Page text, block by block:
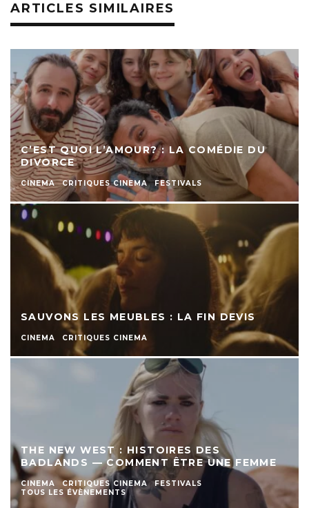
ARTICLES SIMILAIRES
C’EST QUOI L’AMOUR? : LA COMÉDIE DU
DIVORCE
CINEMA CRITIQUES CINEMA FESTIVALS
SAUVONS LES MEUBLES : LA FIN DEVIS
CINEMA CRITIQUES CINEMA
THE NEW WEST : HISTOIRES DES
BADLANDS — COMMENT ÊTRE UNE FEMME
CINEMA CRITIQUES CINEMA
FESTIVALS
TOUS LES ÉVÈNEMENTS